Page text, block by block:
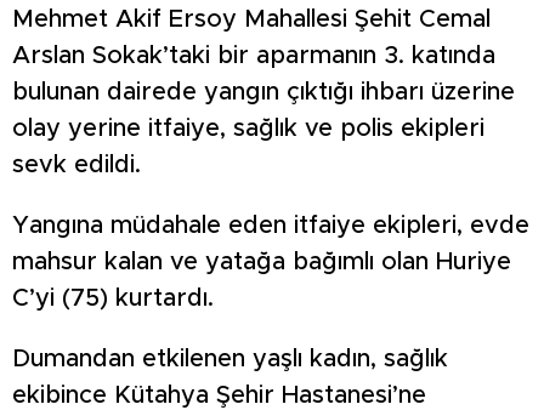
Mehmet Akif Ersoy Mahallesi Şehit Cemal
Arslan Sokak’taki bir aparmanın 3. katında
bulunan dairede yangın çıktığı ihbarı üzerine
olay yerine itfaiye, sağlık ve polis ekipleri
sevk edildi.
Yangına müdahale eden itfaiye ekipleri, evde
mahsur kalan ve yatağa bağımlı olan Huriye
C’yi (75) kurtardı.
Dumandan etkilenen yaşlı kadın, sağlık
ekibince Kütahya Şehir Hastanesi’ne